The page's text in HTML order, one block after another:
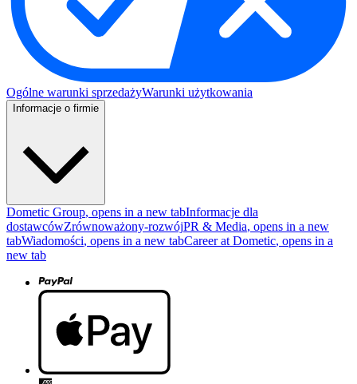
Ogólne warunki sprzedażyWarunki użytkowania
Informacje o firmie
Dometic Group, opens in a new tabInformacje dla
dostawcówZrównoważony-rozwójPR & Media, opens in a new
tabWiadomości, opens in a new tabCareer at Dometic, opens in a
new tab